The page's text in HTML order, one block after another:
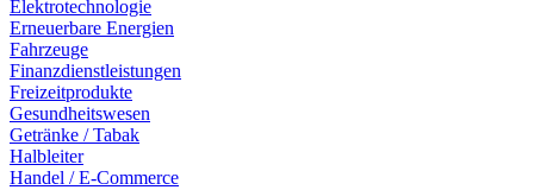
Elektrotechnologie
Erneuerbare Energien
Fahrzeuge
Finanzdienstleistungen
Freizeitprodukte
Gesundheitswesen
Getränke / Tabak
Halbleiter
Handel / E-Commerce